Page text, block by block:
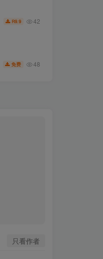
R9.9 42
免费 48
只看作者